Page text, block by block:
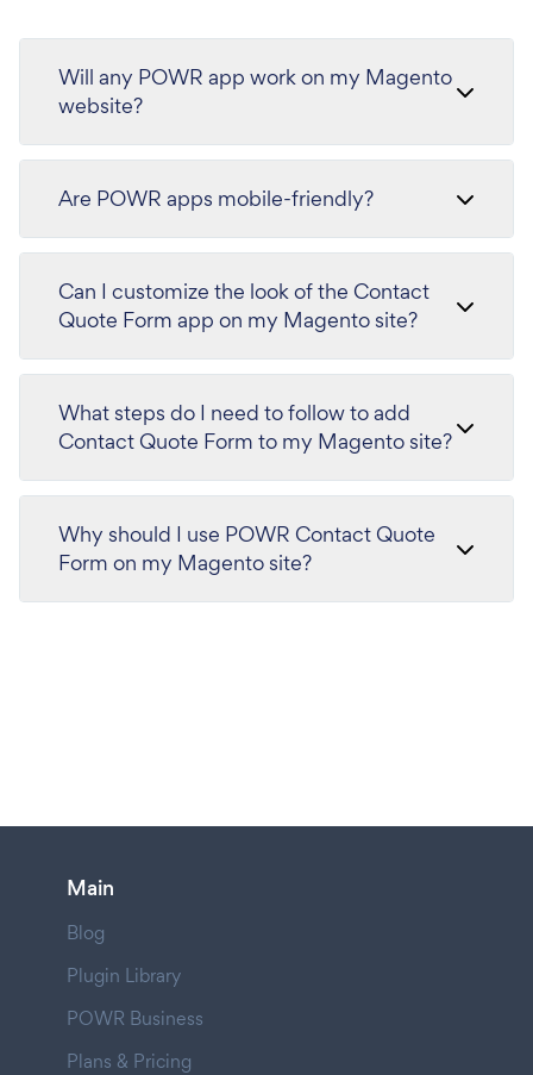
Will any POWR app work on my Magento
website?
Are POWR apps mobile-friendly?
Can I customize the look of the Contact
Quote Form app on my Magento site?
What steps do I need to follow to add
Contact Quote Form to my Magento site?
Why should I use POWR Contact Quote
Form on my Magento site?
Main
Blog
Plugin Library
POWR Business
Plans & Pricing